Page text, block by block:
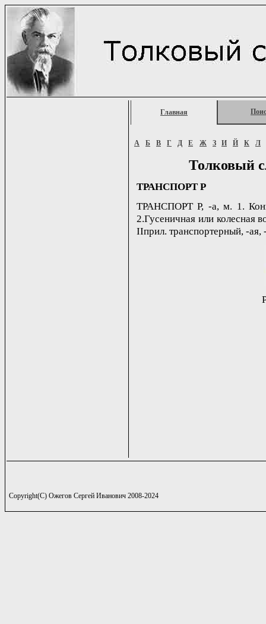
Главная
А Б В Г Д Е Ж З И Й К Л
Толковый
ТРАНСПОРТ Р
ТРАНСПОРТ Р, -а, м. 1.
2.Гусеничная или колесная
IIприл. транспортерный, -ая,
Copyright(C) Ожегов Сергей Иванович 2008-2024